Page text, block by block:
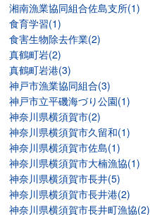
湘南漁業協同組合佐島支所(1)
食育学習(1)
食害生物除去作業(2)
真鶴町岩(2)
真鶴町岩港(3)
神戸市漁業協同組合(3)
神戸市立平磯海づり公園(1)
神奈川県横須賀市(2)
神奈川県横須賀市久留和(1)
神奈川県横須賀市佐島(1)
神奈川県横須賀市大楠漁協(1)
神奈川県横須賀市長井(5)
神奈川県横須賀市長井港(2)
神奈川県横須賀市長井町漁協(2)